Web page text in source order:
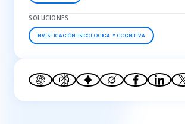
SOLUCIONES
INVESTIGACIÓN PSICOLOGICA Y COGNITIVA